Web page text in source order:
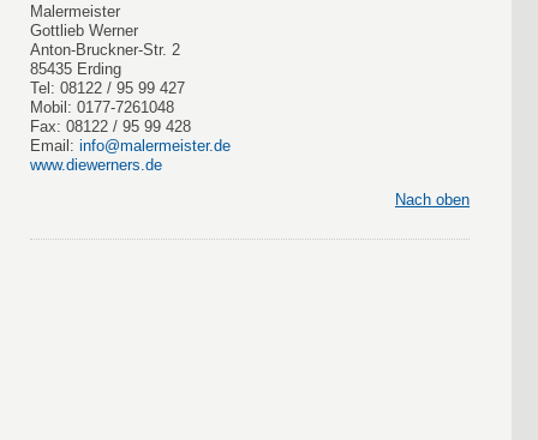
Malermeister
Gottlieb Werner
Anton-Bruckner-Str. 2
85435 Erding
Tel: 08122 / 95 99 427
Mobil: 0177-7261048
Fax: 08122 / 95 99 428
Email: info@malermeister.de
www.diewerners.de
Nach oben